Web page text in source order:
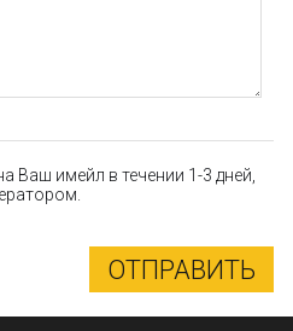
Ваш имейл в течении 1-3 дней,
ОТПРАВИТЬ